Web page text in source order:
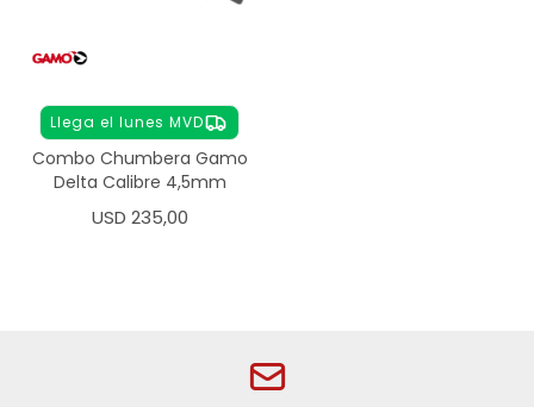
Llega el lunes MVD
Combo Chumbera Gamo
Delta Calibre 4,5mm
USD 235,00